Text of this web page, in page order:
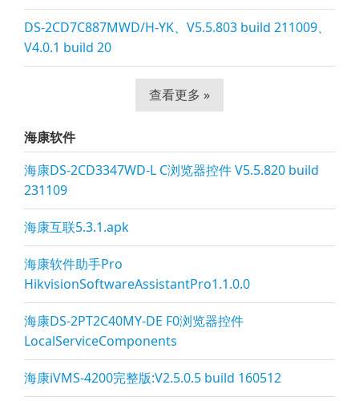
DS-2CD7C887MWD/H-YK、V5.5.803 build 211009、
V4.0.1 build 20
查看更多 »
海康软件
海康DS-2CD3347WD-L C浏览器控件 V5.5.820 build
231109
海康互联5.3.1.apk
海康软件助手Pro
HikvisionSoftwareAssistantPro1.1.0.0
海康DS-2PT2C40MY-DE F0浏览器控件
LocalServiceComponents
海康iVMS-4200完整版:V2.5.0.5 build 160512